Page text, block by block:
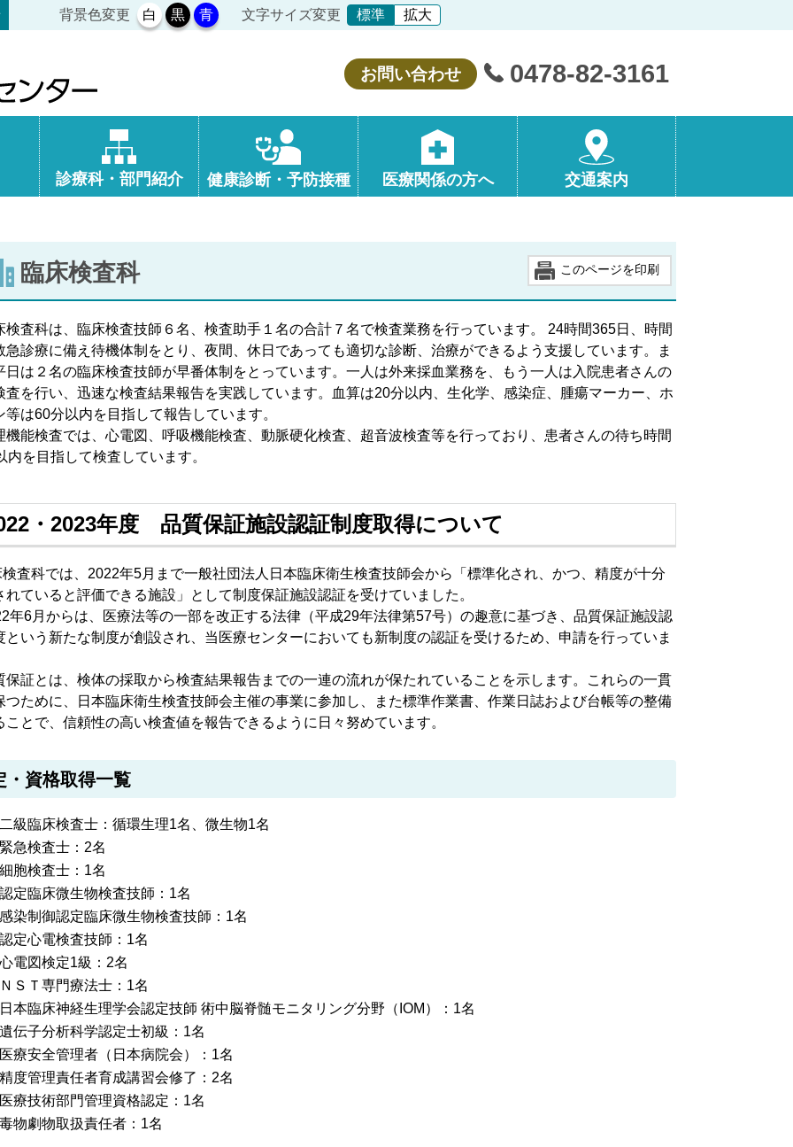
背景色変更 白 黒 青 文字サイズ変更 標準 拡大
お問い合わせ 0478-82-3161
診療科・部門紹介 健康診断・予防接種 医療関係の方へ 交通案内
臨床検査科 このページを印刷
査科は、臨床検査技師６名、検査助手１名の合計７名で検査業務を行っています。 24時間365日、時間
急診療に備え待機体制をとり、夜間、休日であっても適切な診断、治療ができるよう支援しています。ま
日は２名の臨床検査技師が早番体制をとっています。一人は外来採血業務を、もう一人は入院患者さんの
査を行い、迅速な検査結果報告を実践しています。血算は20分以内、生化学、感染症、腫瘍マーカー、ホ
等は60分以内を目指して報告しています。
能検査では、心電図、呼吸機能検査、動脈硬化検査、超音波検査等を行っており、患者さんの待ち時間
内を目指して検査しています。
・2023年度 品質保証施設認証制度取得について
査科では、2022年5月まで一般社団法人日本臨床衛生検査技師会から「標準化され、かつ、精度が十分
れていると評価できる施設」として制度保証施設認証を受けていました。
6月からは、医療法等の一部を改正する法律（平成29年法律第57号）の趣意に基づき、品質保証施設認
という新たな制度が創設され、当医療センターにおいても新制度の認証を受けるため、申請を行っていま
証とは、検体の採取から検査結果報告までの一連の流れが保たれていることを示します。これらの一貫
つために、日本臨床衛生検査技師会主催の事業に参加し、また標準作業書、作業日誌および台帳等の整備
ことで、信頼性の高い検査値を報告できるように日々努めています。
・資格取得一覧
二級臨床検査士：循環生理1名、微生物1名
緊急検査士：2名
細胞検査士：1名
認定臨床微生物検査技師：1名
感染制御認定臨床微生物検査技師：1名
認定心電検査技師：1名
心電図検定1級：2名
ＮＳＴ専門療法士：1名
日本臨床神経生理学会認定技師 術中脳脊髄モニタリング分野（IOM）：1名
遺伝子分析科学認定士初級：1名
医療安全管理者（日本病院会）：1名
精度管理責任者育成講習会修了：2名
医療技術部門管理資格認定：1名
毒物劇物取扱責任者：1名